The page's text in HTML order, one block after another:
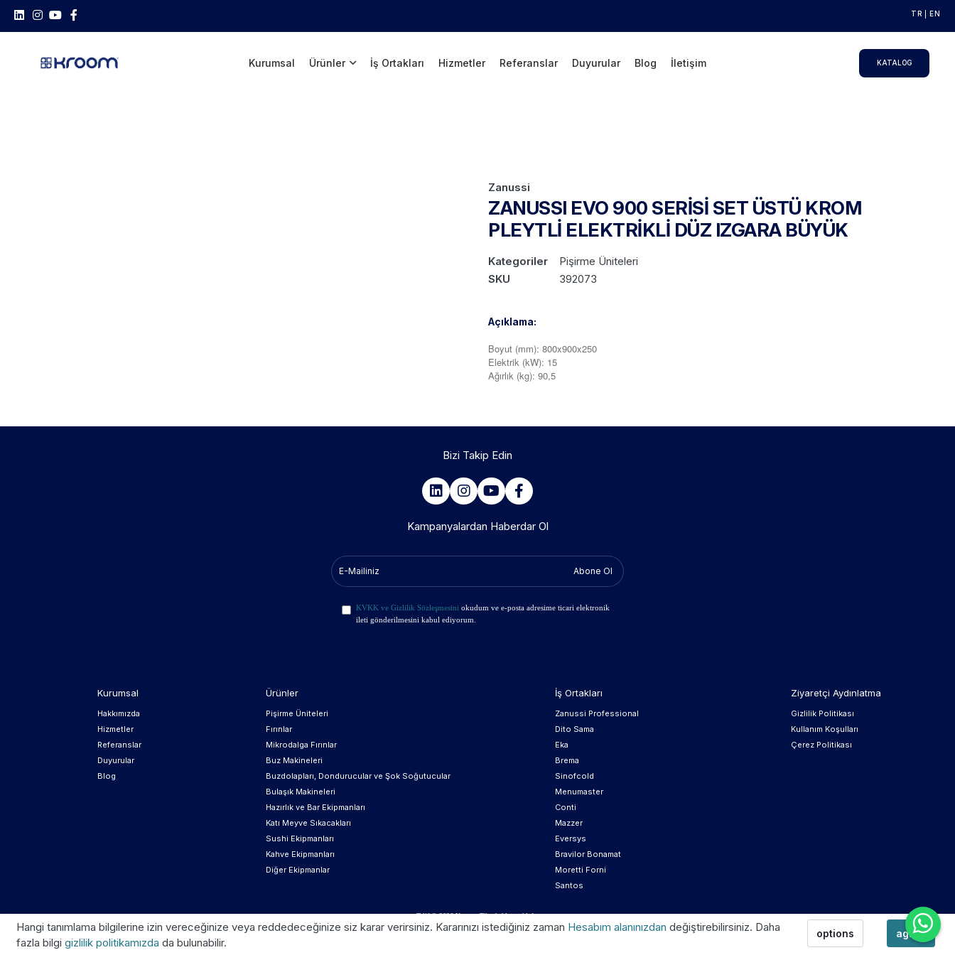
TR EN
Kurumsal Ürünler İş Ortakları Hizmetler Referanslar Duyurular Blog İletişim KATALOG
Zanussi
ZANUSSI EVO 900 SERİSİ SET ÜSTÜ KROM
PLEYTLİ ELEKTRİKLİ DÜZ IZGARA BÜYÜK
Kategoriler
Pişirme Üniteleri
SKU
392073
Açıklama:
Boyut (mm): 800x900x250
Elektrik (kW): 15
Ağırlık (kg): 90,5
Bizi Takip Edin
Kampanyalardan Haberdar Ol
Abone Ol
KVKK ve Gizlilik Sözleşmesini okudum ve e-posta adresime ticari elektronik
ileti gönderilmesini kabul ediyorum.
Kurumsal
Hakkımızda
Hizmetler
Referanslar
Duyurular
Blog
Ürünler
Pişirme Üniteleri
Fırınlar
Mikrodalga Fırınlar
Buz Makineleri
Buzdolapları, Dondurucular ve Şok Soğutucular
Bulaşık Makineleri
Hazırlık ve Bar Ekipmanları
Katı Meyve Sıkacakları
Sushi Ekipmanları
Kahve Ekipmanları
Diğer Ekipmanlar
İş Ortakları
Zanussi Professional
Dito Sama
Eka
Brema
Sinofcold
Menumaster
Conti
Mazzer
Eversys
Bravilor Bonamat
Moretti Forni
Santos
Ziyaretçi Aydınlatma
Gizlilik Politikası
Kullanım Koşulları
Çerez Politikası
Telif © 2026 Kroom. Tüm hakları saklıdır.
Hangi tanımlama bilgilerine izin vereceğinize veya reddedeceğinize siz karar verirsiniz. Kararınızı istediğiniz zaman Hesabım alanınızdan değiştirebilirsiniz. Daha
fazla bilgi gizlilik politikamızda da bulunabilir.
options agree